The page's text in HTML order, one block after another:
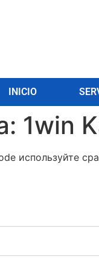
INICIO
1win
используйте